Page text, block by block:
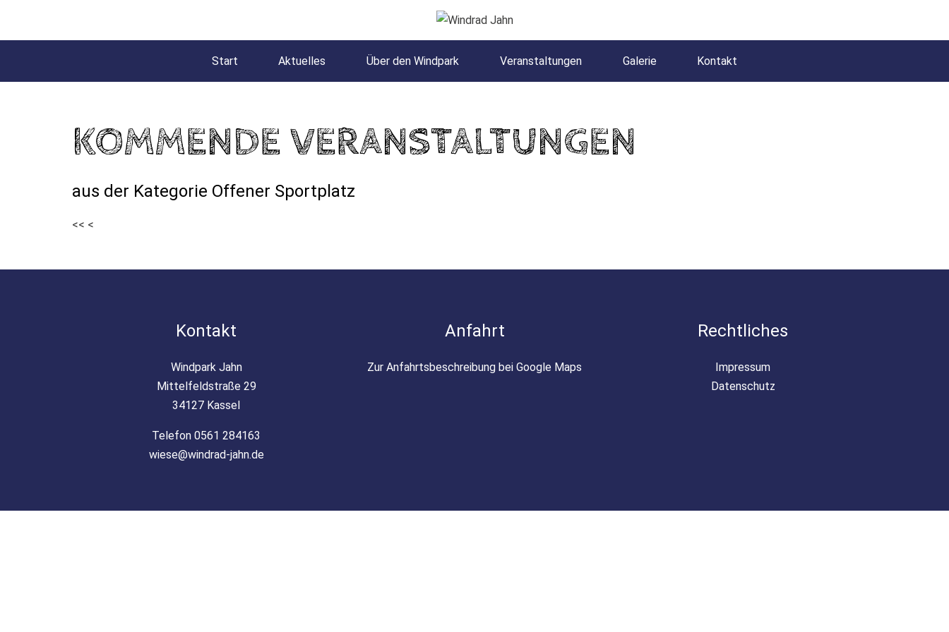
Start Aktuelles Über den Windpark Veranstaltungen Galerie Kontakt
KOMMENDE VERANSTALTUNGEN
aus der Kategorie Offener Sportplatz
<< <
Kontakt
Windpark Jahn
Mittelfeldstraße 29
34127 Kassel
Telefon 0561 284163
wiese@windrad-jahn.de
Anfahrt
Zur Anfahrtsbeschreibung bei Google Maps
Rechtliches
Impressum
Datenschutz